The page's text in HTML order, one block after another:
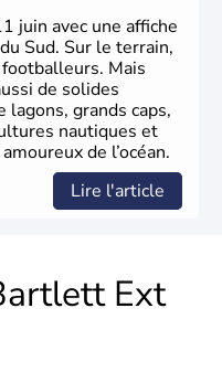
juin avec une affiche
Sud. Sur le terrain,
Mais
de solides
grands caps,
nautiques et
de l’océan.
Lire l'article
Ext